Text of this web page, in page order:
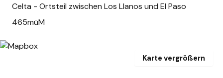
Celta - Ortsteil zwischen Los Llanos und El Paso
465müM
Karte vergrößern